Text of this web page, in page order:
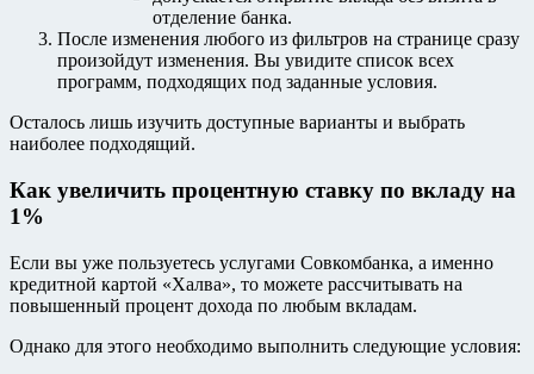
отделение банка.
После изменения любого из фильтров на странице сразу
произойдут изменения. Вы увидите список всех
программ, подходящих под заданные условия.
Осталось лишь изучить доступные варианты и выбрать
наиболее подходящий.
Как увеличить процентную ставку по вкладу на
1%
Если вы уже пользуетесь услугами Совкомбанка, а именно
кредитной картой «Халва», то можете рассчитывать на
повышенный процент дохода по любым вкладам.
Однако для этого необходимо выполнить следующие условия: